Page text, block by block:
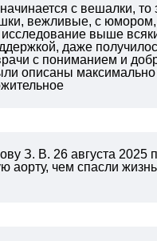
с вешалки, то
вежливые, с юмором,
выше
даже
с пониманием и
описаны
З. В. 26 августа
аорту, чем спасли